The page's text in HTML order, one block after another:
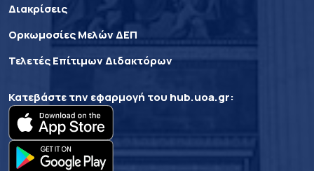
Διακρίσεις
Ορκωμοσίες Μελών ΔΕΠ
Τελετές Επίτιμων Διδακτόρων
Κατεβάστε την εφαρμογή του hub.uoa.gr: